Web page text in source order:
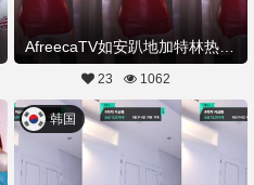
23 1062
韩国